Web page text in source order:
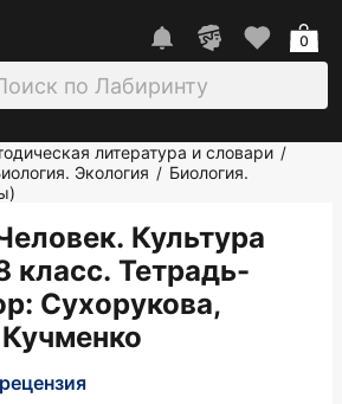
0
литература и словари /
Экология / Биология.
Культура
класс. Тетрадь-
: Сухорукова,